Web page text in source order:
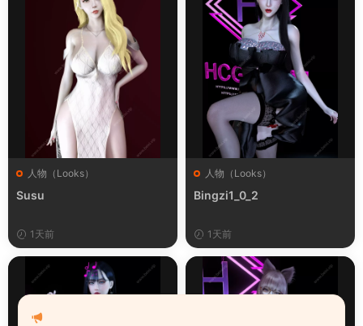
人物（Looks）
Susu
1天前
人物（Looks）
Bingzi1_0_2
1天前